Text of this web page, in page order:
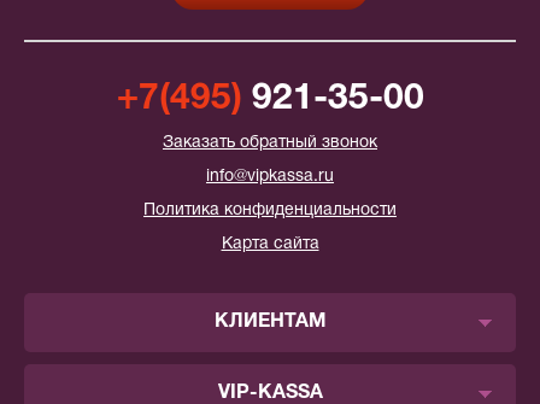
+7(495) 921-35-00
Заказать обратный звонок
info@vipkassa.ru
Политика конфиденциальности
Карта сайта
КЛИЕНТАМ
VIP-KASSA